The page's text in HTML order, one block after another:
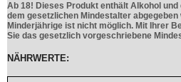
Ab 18! Dieses Produkt enthält Alkohol
dem gesetzlichen Mindestalter abgegeben
Minderjährige ist nicht möglich. Mit Ihrer
Sie das gesetzlich vorgeschriebene
NÄHRWERTE: